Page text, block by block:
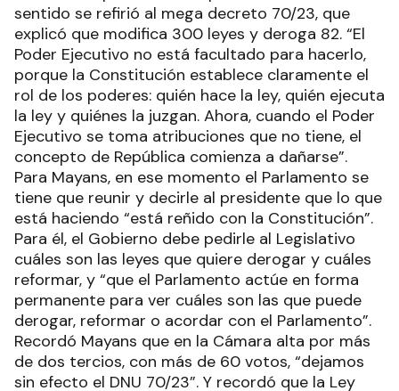
sentido se refirió al mega decreto 70/23, que
explicó que modifica 300 leyes y deroga 82. “El
Poder Ejecutivo no está facultado para hacerlo,
porque la Constitución establece claramente el
rol de los poderes: quién hace la ley, quién ejecuta
la ley y quiénes la juzgan. Ahora, cuando el Poder
Ejecutivo se toma atribuciones que no tiene, el
concepto de República comienza a dañarse”.
Para Mayans, en ese momento el Parlamento se
tiene que reunir y decirle al presidente que lo que
está haciendo “está reñido con la Constitución”.
Para él, el Gobierno debe pedirle al Legislativo
cuáles son las leyes que quiere derogar y cuáles
reformar, y “que el Parlamento actúe en forma
permanente para ver cuáles son las que puede
derogar, reformar o acordar con el Parlamento”.
Recordó Mayans que en la Cámara alta por más
de dos tercios, con más de 60 votos, “dejamos
sin efecto el DNU 70/23”. Y recordó que la Ley